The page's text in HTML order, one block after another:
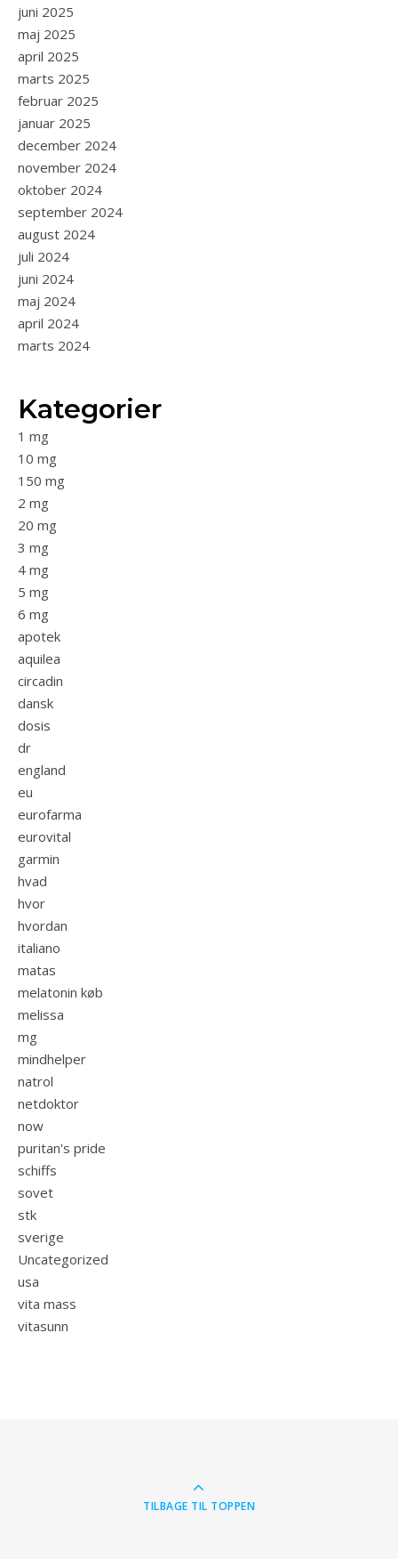
juni 2025
maj 2025
april 2025
marts 2025
februar 2025
januar 2025
december 2024
november 2024
oktober 2024
september 2024
august 2024
juli 2024
juni 2024
maj 2024
april 2024
marts 2024
Kategorier
1 mg
10 mg
150 mg
2 mg
20 mg
3 mg
4 mg
5 mg
6 mg
apotek
aquilea
circadin
dansk
dosis
dr
england
eu
eurofarma
eurovital
garmin
hvad
hvor
hvordan
italiano
matas
melatonin køb
melissa
mg
mindhelper
natrol
netdoktor
now
puritan's pride
schiffs
sovet
stk
sverige
Uncategorized
usa
vita mass
vitasunn
TILBAGE TIL TOPPEN